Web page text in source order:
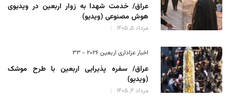
عراق/ خدمت شهدا به زوار اربعین در ویدیوی
هوش مصنوعی (ویدیو)
مرداد 5, 1405
اخبار عزاداری اربعین ۲۰۲۶ - 33
عراق/ سفره پذیرایی اربعین با طرح موشک
(ویدیو)
مرداد 4, 1405